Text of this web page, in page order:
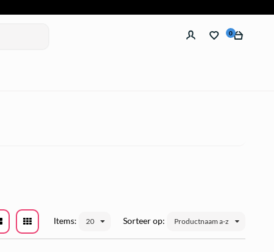
0
Sorteer op: Productnaam a-z
Items: 20